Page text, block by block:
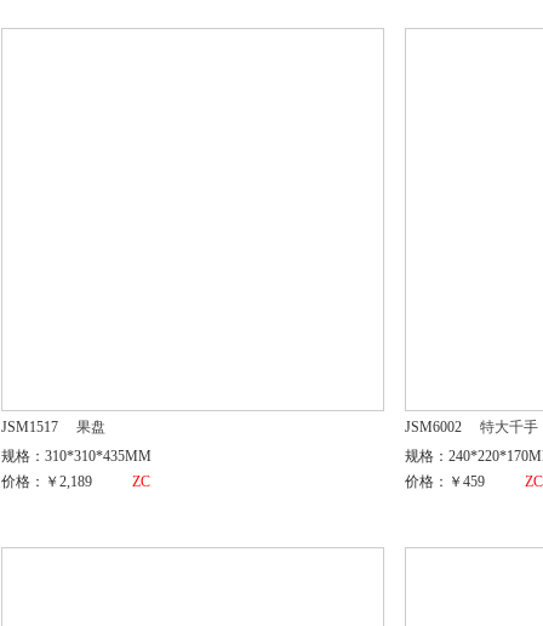
JSM1517
果盘
规格：310*310*435MM
价格：￥2,189
ZC
JSM6002
特大千手
规格：
价格：￥459
ZC